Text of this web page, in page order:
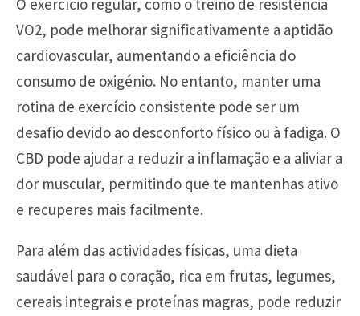
VO2, pode melhorar significativamente a aptidão
cardiovascular, aumentando a eficiência do
consumo de oxigénio. No entanto, manter uma
rotina de exercício consistente pode ser um
desafio devido ao desconforto físico ou à fadiga. O
CBD pode ajudar a reduzir a inflamação e a aliviar a
dor muscular, permitindo que te mantenhas ativo
e recuperes mais facilmente.
Para além das actividades físicas, uma dieta
saudável para o coração, rica em frutas, legumes,
cereais integrais e proteínas magras, pode reduzir